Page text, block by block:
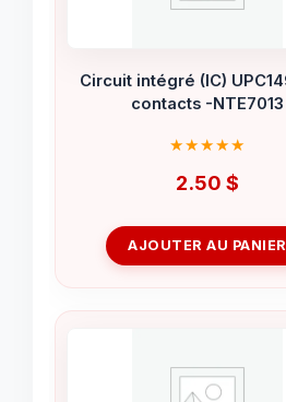
Circuit intégré (IC)
contacts -NTE7013
2.50 $
AJOUTER AU PANIER